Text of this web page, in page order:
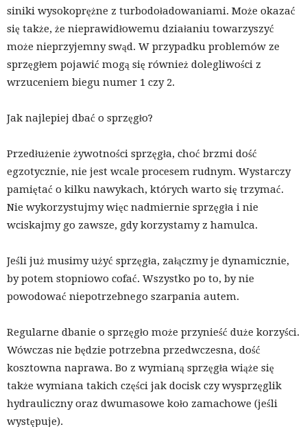
siniki wysokoprężne z turbodoładowaniami. Może okazać
się także, że nieprawidłowemu działaniu towarzyszyć
może nieprzyjemny swąd. W przypadku problemów ze
sprzęgłem pojawić mogą się również dolegliwości z
wrzuceniem biegu numer 1 czy 2.
Jak najlepiej dbać o sprzęgło?
Przedłużenie żywotności sprzęgła, choć brzmi dość
egzotycznie, nie jest wcale procesem rudnym. Wystarczy
pamiętać o kilku nawykach, których warto się trzymać.
Nie wykorzystujmy więc nadmiernie sprzęgła i nie
wciskajmy go zawsze, gdy korzystamy z hamulca.
Jeśli już musimy użyć sprzęgła, załączmy je dynamicznie,
by potem stopniowo cofać. Wszystko po to, by nie
powodować niepotrzebnego szarpania autem.
Regularne dbanie o sprzęgło może przynieść duże korzyści.
Wówczas nie będzie potrzebna przedwczesna, dość
kosztowna naprawa. Bo z wymianą sprzęgła wiąże się
także wymiana takich części jak docisk czy wysprzęglik
hydrauliczny oraz dwumasowe koło zamachowe (jeśli
występuje).